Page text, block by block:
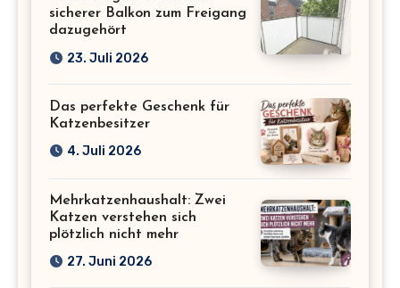
sicherer Balkon zum Freigang
dazugehört
23. Juli 2026
Das perfekte Geschenk für
Katzenbesitzer
4. Juli 2026
Mehrkatzenhaushalt: Zwei
Katzen verstehen sich
plötzlich nicht mehr
27. Juni 2026